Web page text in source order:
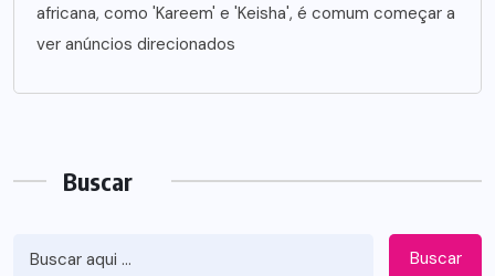
africana, como 'Kareem' e 'Keisha', é comum começar a
ver anúncios direcionados
Buscar
Buscar